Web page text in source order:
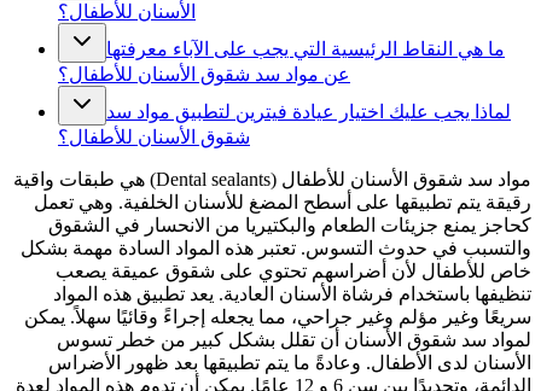
الأسنان للأطفال؟
ما هي النقاط الرئيسية التي يجب على الآباء معرفتها
عن مواد سد شقوق الأسنان للأطفال؟
لماذا يجب عليك اختيار عيادة فيترين لتطبيق مواد سد
شقوق الأسنان للأطفال؟
مواد سد شقوق الأسنان للأطفال (Dental sealants) هي طبقات واقية
رقيقة يتم تطبيقها على أسطح المضغ للأسنان الخلفية. وهي تعمل
كحاجز يمنع جزيئات الطعام والبكتيريا من الانحسار في الشقوق
والتسبب في حدوث التسوس. تعتبر هذه المواد السادة مهمة بشكل
خاص للأطفال لأن أضراسهم تحتوي على شقوق عميقة يصعب
تنظيفها باستخدام فرشاة الأسنان العادية. يعد تطبيق هذه المواد
سريعًا وغير مؤلم وغير جراحي، مما يجعله إجراءً وقائيًا سهلاً. يمكن
لمواد سد شقوق الأسنان أن تقلل بشكل كبير من خطر تسوس
الأسنان لدى الأطفال. وعادةً ما يتم تطبيقها بعد ظهور الأضراس
الدائمة، وتحديدًا بين سن 6 و 12 عامًا. يمكن أن تدوم هذه المواد لعدة